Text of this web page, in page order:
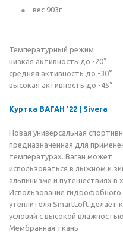
вес 903г
Температурный режим
низкая активность до -20°
средняя активность до -30°
высокая активность до -45°
Куртка ВАГАН '22 | Sivera
Новая универсальная
предназначенная для
температурах. Ваган может
использоваться в лыжном и
альпинизме и путешествиях в
Использование гидрофобного
утеплителя SmartLoft
условий с высокой
Мембранная ткань